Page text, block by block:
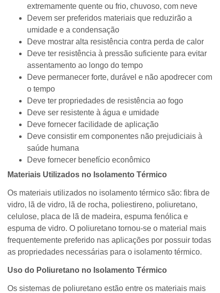
extremamente quente ou frio, chuvoso, com neve
Devem ser preferidos materiais que reduzirão a
umidade e a condensação
Deve mostrar alta resistência contra perda de calor
Deve ter resistência à pressão suficiente para evitar
assentamento ao longo do tempo
Deve permanecer forte, durável e não apodrecer com
o tempo
Deve ter propriedades de resistência ao fogo
Deve ser resistente à água e umidade
Deve fornecer facilidade de aplicação
Deve consistir em componentes não prejudiciais à
saúde humana
Deve fornecer benefício econômico
Materiais Utilizados no Isolamento Térmico
Os materiais utilizados no isolamento térmico são: fibra de
vidro, lã de vidro, lã de rocha, poliestireno, poliuretano,
celulose, placa de lã de madeira, espuma fenólica e
espuma de vidro. O poliuretano tornou-se o material mais
frequentemente preferido nas aplicações por possuir todas
as propriedades necessárias para o isolamento térmico.
Uso do Poliuretano no Isolamento Térmico
Os sistemas de poliuretano estão entre os materiais mais